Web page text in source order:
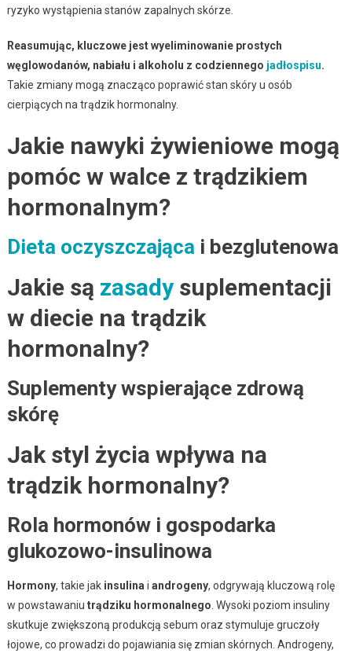
ryzyko wystąpienia stanów zapalnych skórze.
Reasumując, kluczowe jest wyeliminowanie prostych
węglowodanów, nabiału i alkoholu z codziennego jadłospisu.
Takie zmiany mogą znacząco poprawić stan skóry u osób
cierpiących na trądzik hormonalny.
Jakie nawyki żywieniowe mogą
pomóc w walce z trądzikiem
hormonalnym?
Dieta oczyszczająca i bezglutenowa
Jakie są zasadysuplementacji
w diecie na trądzik
hormonalny?
Suplementy wspierające zdrową
skórę
Jak styl życia wpływa na
trądzik hormonalny?
Rola hormonów i gospodarka
glukozowo-insulinowa
Hormony, takie jak insulina i androgeny, odgrywają kluczową rolę
w powstawaniu trądziku hormonalnego . Wysoki poziom insuliny
skutkuje zwiększoną produkcją sebum oraz stymuluje gruczoły
łojowe, co prowadzi do pojawiania się zmian skórnych. Androgeny,